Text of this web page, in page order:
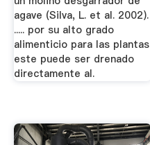
agave (Silva, L. et al. 2002).
..... por su alto grado
alimenticio para las plantas
este puede ser drenado
directamente al.